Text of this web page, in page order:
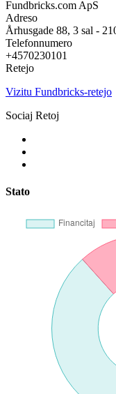
Fundbricks.com ApS
Adreso
Århusgade 88, 3 sal -
Telefonnumero
+4570230101
Retejo
Vizitu Fundbricks-retejo
Sociaj Retoj
Stato